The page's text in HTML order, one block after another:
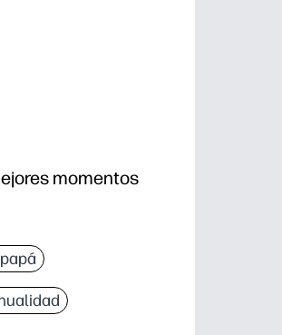
momentos